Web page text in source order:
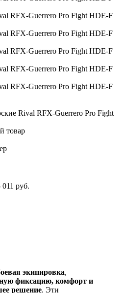
Rival RFX-Guerrero Pro Fight
товар
011 руб.
экипировка,
фиксацию, комфорт и
решение. Эти